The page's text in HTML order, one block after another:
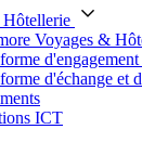
Voyages &
d'échange et
ICT